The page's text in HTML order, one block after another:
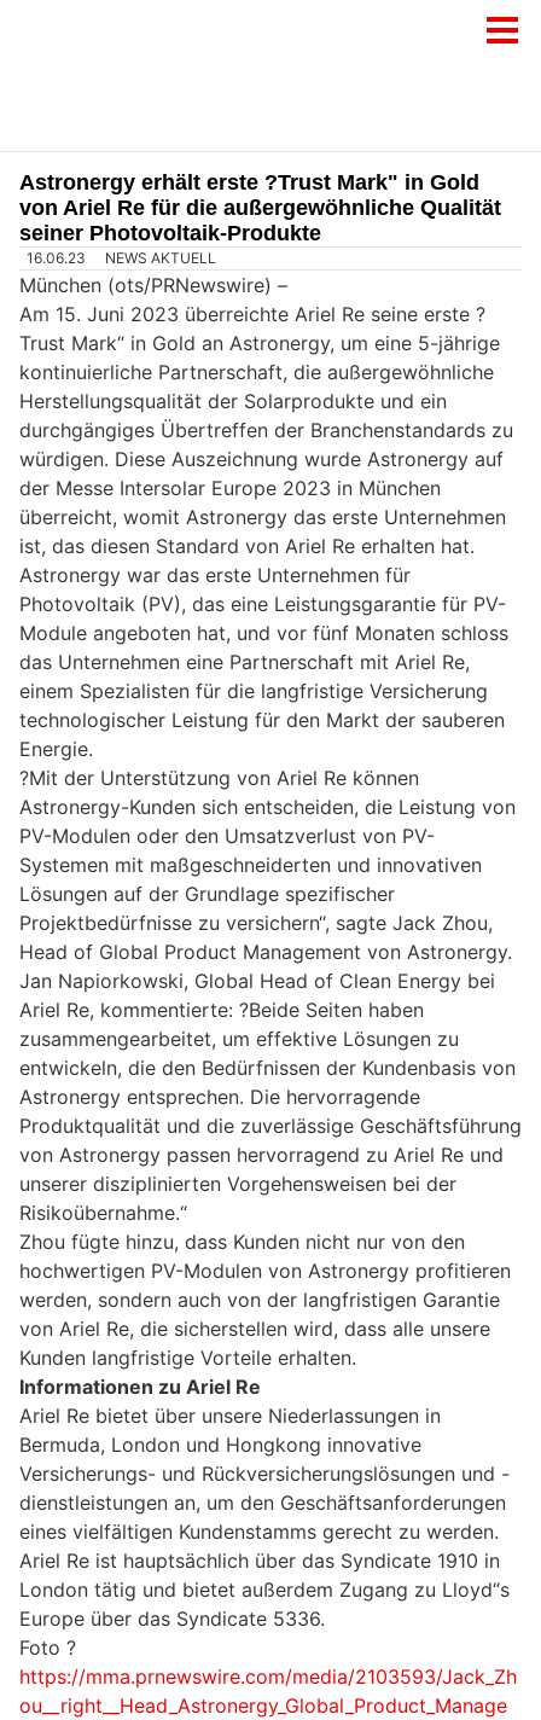
Astronergy erhält erste ?Trust Mark" in Gold
von Ariel Re für die außergewöhnliche Qualität
seiner Photovoltaik-Produkte
16.06.23 NEWS AKTUELL
München (ots/PRNewswire) –
Am 15. Juni 2023 überreichte Ariel Re seine erste ?
Trust Mark“ in Gold an Astronergy, um eine 5-jährige
kontinuierliche Partnerschaft, die außergewöhnliche
Herstellungsqualität der Solarprodukte und ein
durchgängiges Übertreffen der Branchenstandards zu
würdigen. Diese Auszeichnung wurde Astronergy auf
der Messe Intersolar Europe 2023 in München
überreicht, womit Astronergy das erste Unternehmen
ist, das diesen Standard von Ariel Re erhalten hat.
Astronergy war das erste Unternehmen für
Photovoltaik (PV), das eine Leistungsgarantie für PV-
Module angeboten hat, und vor fünf Monaten schloss
das Unternehmen eine Partnerschaft mit Ariel Re,
einem Spezialisten für die langfristige Versicherung
technologischer Leistung für den Markt der sauberen
Energie.
?Mit der Unterstützung von Ariel Re können
Astronergy-Kunden sich entscheiden, die Leistung von
PV-Modulen oder den Umsatzverlust von PV-
Systemen mit maßgeschneiderten und innovativen
Lösungen auf der Grundlage spezifischer
Projektbedürfnisse zu versichern“, sagte Jack Zhou,
Head of Global Product Management von Astronergy.
Jan Napiorkowski, Global Head of Clean Energy bei
Ariel Re, kommentierte: ?Beide Seiten haben
zusammengearbeitet, um effektive Lösungen zu
entwickeln, die den Bedürfnissen der Kundenbasis von
Astronergy entsprechen. Die hervorragende
Produktqualität und die zuverlässige Geschäftsführung
von Astronergy passen hervorragend zu Ariel Re und
unserer disziplinierten Vorgehensweisen bei der
Risikoübernahme.“
Zhou fügte hinzu, dass Kunden nicht nur von den
hochwertigen PV-Modulen von Astronergy profitieren
werden, sondern auch von der langfristigen Garantie
von Ariel Re, die sicherstellen wird, dass alle unsere
Kunden langfristige Vorteile erhalten.
Informationen zu Ariel Re
Ariel Re bietet über unsere Niederlassungen in
Bermuda, London und Hongkong innovative
Versicherungs- und Rückversicherungslösungen und -
dienstleistungen an, um den Geschäftsanforderungen
eines vielfältigen Kundenstamms gerecht zu werden.
Ariel Re ist hauptsächlich über das Syndicate 1910 in
London tätig und bietet außerdem Zugang zu Lloyd“s
Europe über das Syndicate 5336.
Foto ?
https://mma.prnewswire.com/media/2103593/Jack_Zh
ou__right__Head_Astronergy_Global_Product_Manage